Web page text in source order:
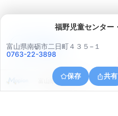
福野児童センター
富山県南砺市二日町４３５−１
0763-22-3898
保存 共有
富山県南砺市岩木
アプリで見る